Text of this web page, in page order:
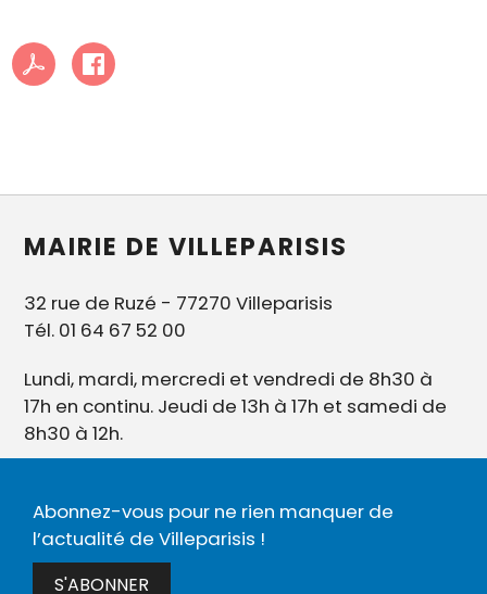
MAIRIE DE VILLEPARISIS
32 rue de Ruzé - 77270 Villeparisis
Tél. 01 64 67 52 00
Lundi, mardi, mercredi et vendredi de 8h30 à
17h en continu. Jeudi de 13h à 17h et samedi de
8h30 à 12h.
Abonnez-vous pour ne rien manquer de
l’actualité de Villeparisis !
S'ABONNER